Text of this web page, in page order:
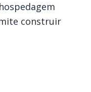
construir